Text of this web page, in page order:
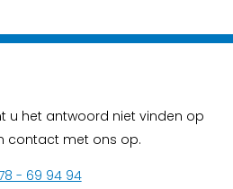
u het antwoord niet vinden op
contact met ons op.
- 69 94 94